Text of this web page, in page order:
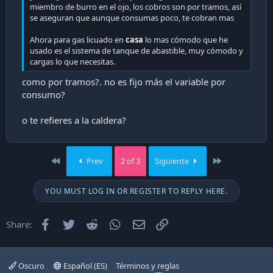
el gas a granel. Por otra parte, tenemos harta evidencia de
empresas que cobran de más sin justificación, la colusión
papel confort, las AFP que ganan y nunca pierden, las
isapres que cobraron de más y ahora lo van a devolver en
cómodas cuotas para ellos y sin intereses, los
supermercados con los precios más caros que en Alemania,
ENEL y otras distribuidoras eléctricas que no han hecho
mantención, etc. etc. etc. así que tenemos HARTA evidencia
miembro de burro en el ojo, los cobros son por tramos, así
se aseguran que aunque consumas poco, te cobran mas
Ahora para gas licuado en casa lo mas cómodo que he
usado es el sistema de tanque de abastible, muy cómodo y
cargas lo que necesitas.
como por tramos?. no es fijo más el variable por
consumo?
o te refieres a la caldera?
First Prev 2 of 3 Siguiente
YOU MUST LOG IN OR REGISTER TO REPLY HERE.
Share: Facebook
Twitter Reddit WhatsApp
Email
Oscuro Español (ES)
Términos y reglas